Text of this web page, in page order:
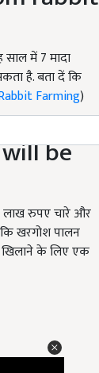
में 7 मादा
है. बता दें कि
Farming)
be
रुपए चारे और
खरगोश पालन
के लिए एक